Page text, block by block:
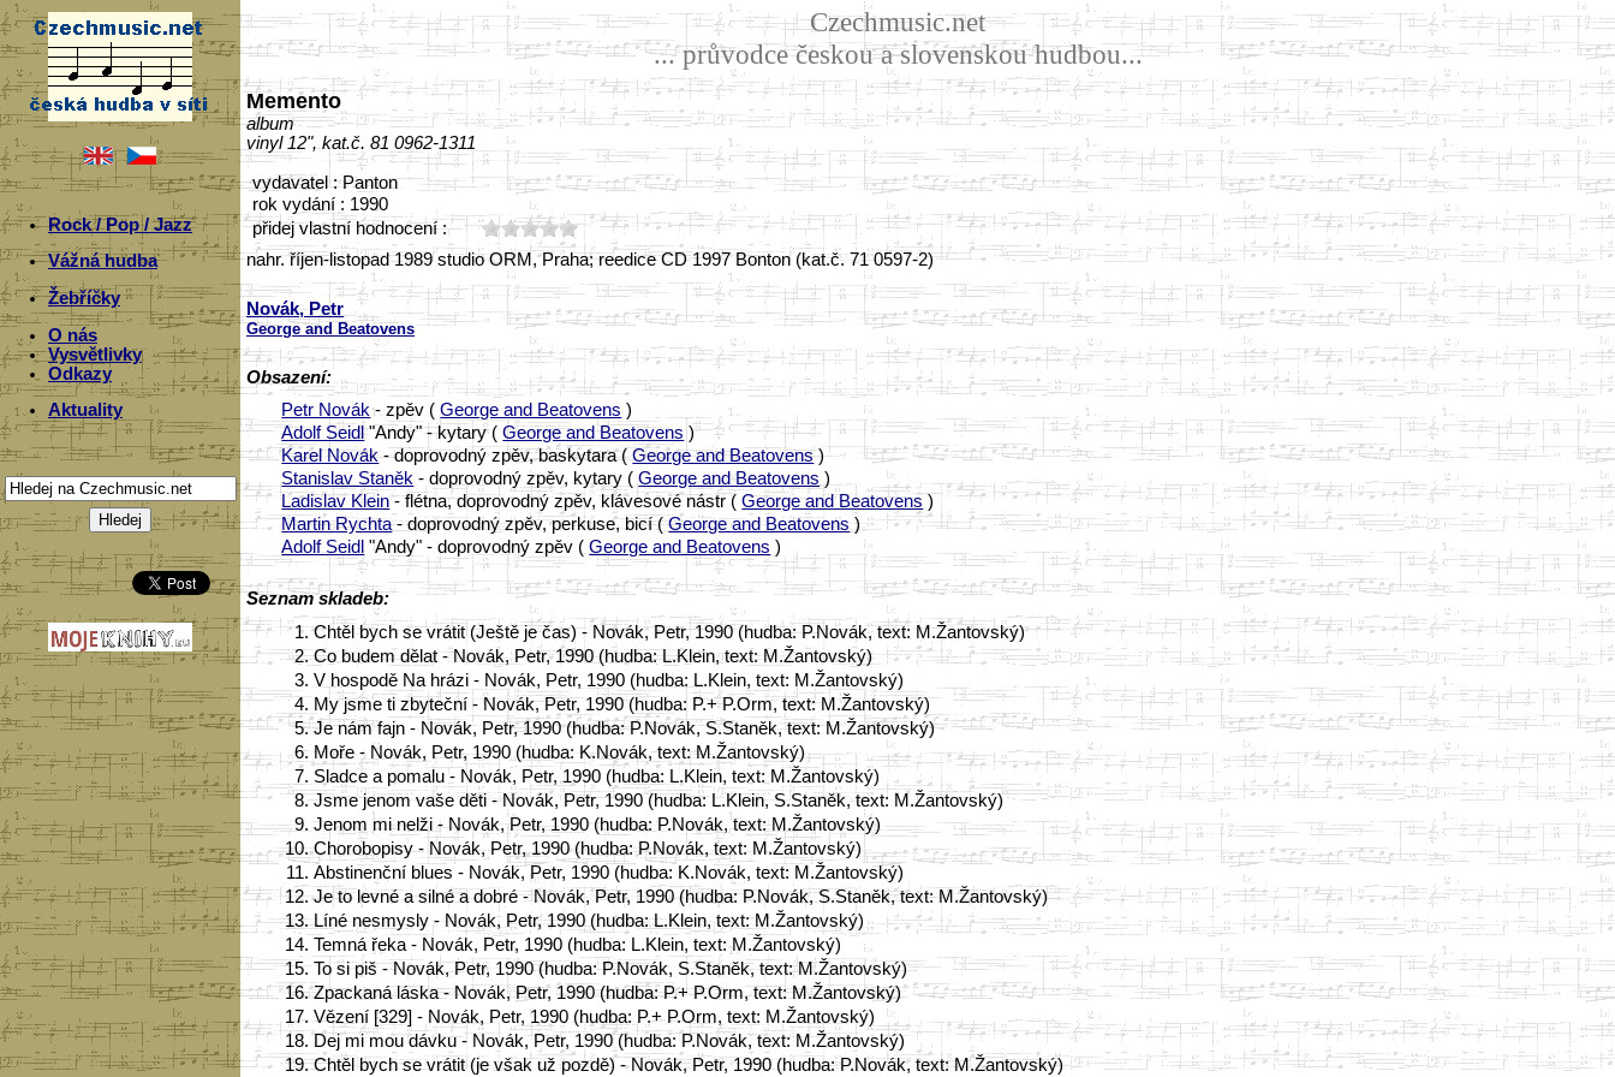
Rock / Pop / Jazz
Vážná hudba
Žebříčky
O nás
Vysvětlivky
Odkazy
Aktuality
Czechmusic.net
... průvodce českou a slovenskou hudbou...
Memento
album
vinyl 12", kat.č. 81 0962-1311
vydavatel : Panton
rok vydání : 1990
přidej vlastní hodnocení :
nahr. říjen-listopad 1989 studio ORM, Praha; reedice CD 1997 Bonton (kat.č. 71 0597-2)
Novák, Petr
George and Beatovens
Obsazení:
Petr Novák- zpěv (George and Beatovens )
Adolf Seidl"Andy" - kytary (George and Beatovens )
Karel Novák- doprovodný zpěv, baskytara (George and Beatovens)
Stanislav Staněk - doprovodný zpěv, kytary (George and Beatovens )
Ladislav Klein- flétna, doprovodný zpěv, klávesové nástr (George and Beatovens )
Martin Rychta- doprovodný zpěv, perkuse, bicí (George and Beatovens)
Adolf Seidl "Andy" - doprovodný zpěv (George and Beatovens )
Seznam skladeb:
1. Chtěl bych se vrátit (Ještě je čas) - Novák, Petr, 1990 (hudba: P.Novák, text: M.Žantovský)
2. Co budem dělat - Novák, Petr, 1990 (hudba: L.Klein, text: M.Žantovský)
3. V hospodě Na hrázi - Novák, Petr, 1990 (hudba: L.Klein, text: M.Žantovský)
4. My jsme ti zbyteční - Novák, Petr, 1990 (hudba: P.+ P.Orm, text: M.Žantovský)
5. Je nám fajn - Novák, Petr, 1990 (hudba: P.Novák, S.Staněk, text: M.Žantovský)
6. Moře - Novák, Petr, 1990 (hudba: K.Novák, text: M.Žantovský)
7. Sladce a pomalu - Novák, Petr, 1990 (hudba: L.Klein, text: M.Žantovský)
8. Jsme jenom vaše děti - Novák, Petr, 1990 (hudba: L.Klein, S.Staněk, text: M.Žantovský)
9. Jenom mi nelži - Novák, Petr, 1990 (hudba: P.Novák, text: M.Žantovský)
10. Chorobopisy - Novák, Petr, 1990 (hudba: P.Novák, text: M.Žantovský)
11. Abstinenční blues - Novák, Petr, 1990 (hudba: K.Novák, text: M.Žantovský)
12. Je to levné a silné a dobré - Novák, Petr, 1990 (hudba: P.Novák, S.Staněk, text: M.Žantovský)
13. Líné nesmysly - Novák, Petr, 1990 (hudba: L.Klein, text: M.Žantovský)
14. Temná řeka - Novák, Petr, 1990 (hudba: L.Klein, text: M.Žantovský)
15. To si piš - Novák, Petr, 1990 (hudba: P.Novák, S.Staněk, text: M.Žantovský)
16. Zpackaná láska - Novák, Petr, 1990 (hudba: P.+ P.Orm, text: M.Žantovský)
17. Vězení [329] - Novák, Petr, 1990 (hudba: P.+ P.Orm, text: M.Žantovský)
18. Dej mi mou dávku - Novák, Petr, 1990 (hudba: P.Novák, text: M.Žantovský)
19. Chtěl bych se vrátit (je však už pozdě) - Novák, Petr, 1990 (hudba: P.Novák, text: M.Žantovský)